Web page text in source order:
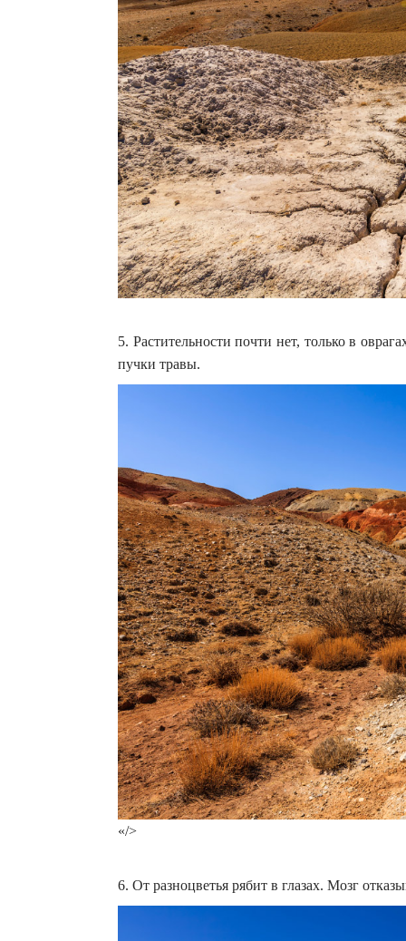
5. Растительности почти нет, только в
пучки травы.
«/>
6. От разноцветья рябит в глазах. Мозг